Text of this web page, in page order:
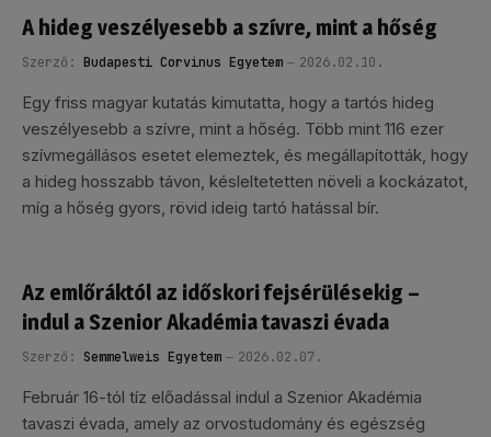
A hideg veszélyesebb a szívre, mint a hőség
Szerző: Budapesti Corvinus Egyetem 2026.02.10.
Egy friss magyar kutatás kimutatta, hogy a tartós hideg
veszélyesebb a szívre, mint a hőség. Több mint 116 ezer
szívmegállásos esetet elemeztek, és megállapították, hogy
a hideg hosszabb távon, késleltetetten növeli a kockázatot,
míg a hőség gyors, rövid ideig tartó hatással bír.
Az emlőráktól az időskori fejsérülésekig –
indul a Szenior Akadémia tavaszi évada
Szerző: Semmelweis Egyetem 2026.02.07.
Február 16-tól tíz előadással indul a Szenior Akadémia
tavaszi évada, amely az orvostudomány és egészség